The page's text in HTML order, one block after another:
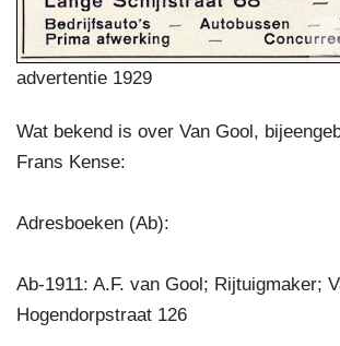
advertentie 1929
Wat bekend is over Van Gool,
Frans Kense:
Adresboeken (Ab):
Ab-1911: A.F. van Gool; Rijtuigmaker;
Hogendorpstraat 126